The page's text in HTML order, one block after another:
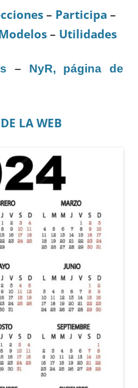
– Participa –
– Utilidades
– NyR, página de
LA WEB